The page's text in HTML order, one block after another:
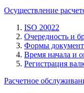
Осуществление
ISO 20022
Очередность и
Формы
Время начала и
Регистрация
Расчетное